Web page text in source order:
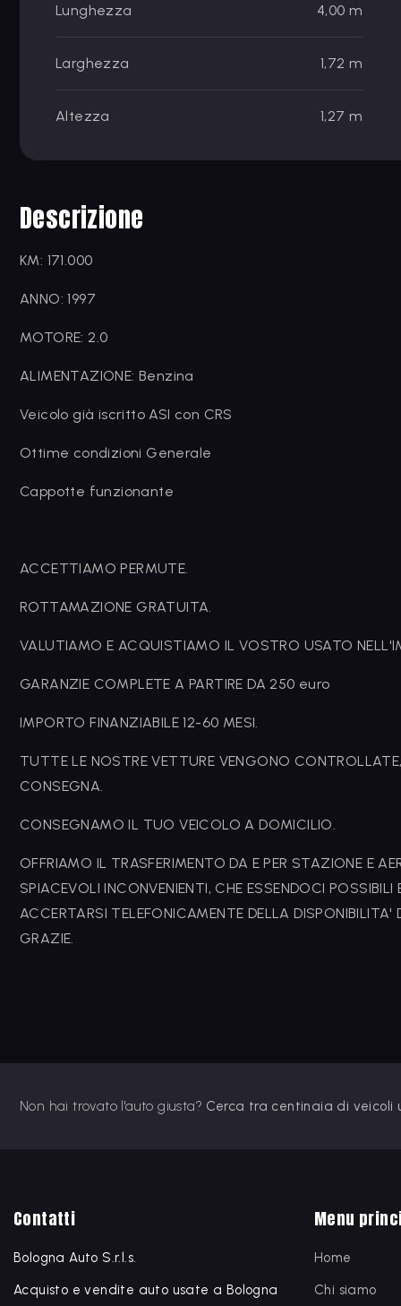
Lunghezza 4,00 m
Larghezza 1,72 m
Altezza 1,27 m
Descrizione
KM: 171.000
ANNO: 1997
MOTORE: 2.0
ALIMENTAZIONE: Benzina
Veicolo già iscritto ASI con CRS
Ottime condizioni Generale
Cappotte funzionante
ACCETTIAMO PERMUTE.
ROTTAMAZIONE GRATUITA.
VALUTIAMO E ACQUISTIAMO IL VOSTRO USATO
GARANZIE COMPLETE A PARTIRE DA 250 euro
IMPORTO FINANZIABILE 12-60 MESI.
TUTTE LE NOSTRE VETTURE VENGONO
CONSEGNA.
CONSEGNAMO IL TUO VEICOLO A DOMICILIO.
OFFRIAMO IL TRASFERIMENTO DA E PER STAZIONE E
SPIACEVOLI INCONVENIENTI, CHE ESSENDOCI
ACCERTARSI TELEFONICAMENTE DELLA
GRAZIE.
Non hai trovato l'auto giusta? Cerca tra centinaia di veicoli
Contatti
Bologna Auto S.r.l.s.
Acquisto e vendite auto usate a Bologna
Menu
Home
Chi siamo